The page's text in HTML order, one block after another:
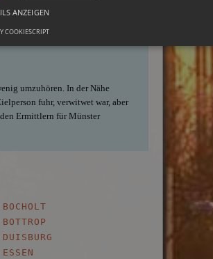
zu seinem Termin.
fuhr in westlicher
schon von einer Dame
umzuhören. In der Nähe
fuhr, verwitwet war, aber
Ermittlern für Münster
BOCHOLT
BOTTROP
DUISBURG
ESSEN
ANZEIGEN
COOKIESCRIPT